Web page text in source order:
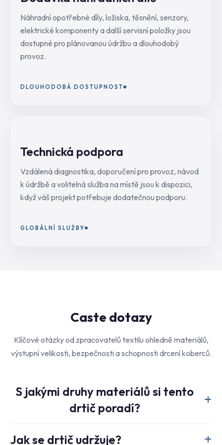
Náhradní opotřebné díly, ložiska, těsnění, senzory,
elektrické komponenty a další servisní položky jsou
dostupné pro plánovanou údržbu a dlouhodobý
provoz.
DLOUHODOBÁ DOSTUPNOST
Technická podpora
Vzdálená diagnostika, doporučení pro provoz, návod
k údržbě a volitelná služba na místě jsou k dispozici,
když váš projekt potřebuje dodatečnou podporu.
GLOBÁLNÍ SLUŽBY
Caste dotazy
Klíčové otázky od zpracovatelů textilu ohledně materiálů,
výstupní velikosti, bezpečnosti a schopnosti drcení koberců.
S jakými druhy materiálů si tento
drtič poradí?
oděvů, odřezků textilií, netkaných materiálů a kobercového
Jak se drtič udržuje?